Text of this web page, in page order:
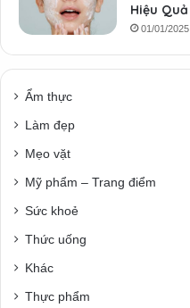
Hiệu Quả
01/01/2025
Ẩm thực
Làm đẹp
Mẹo vặt
Mỹ phẩm – Trang điểm
Sức khoẻ
Thức uống
Khác
Thực phẩm